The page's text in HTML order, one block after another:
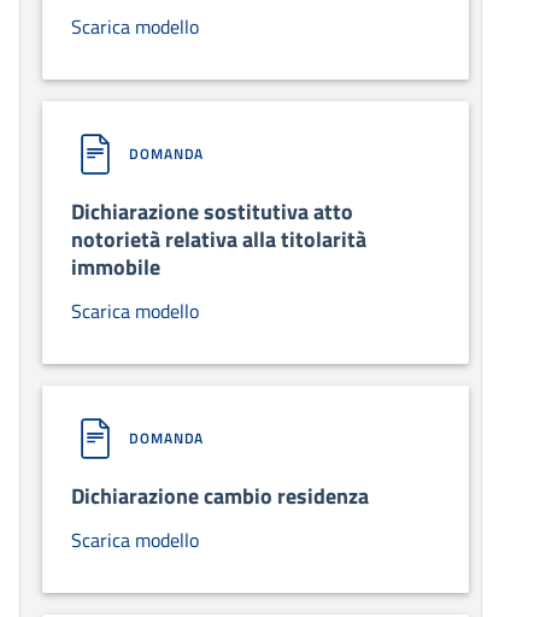
Scarica modello
DOMANDA
Dichiarazione sostitutiva atto
notorietà relativa alla titolarità
immobile
Scarica modello
DOMANDA
Dichiarazione cambio residenza
Scarica modello